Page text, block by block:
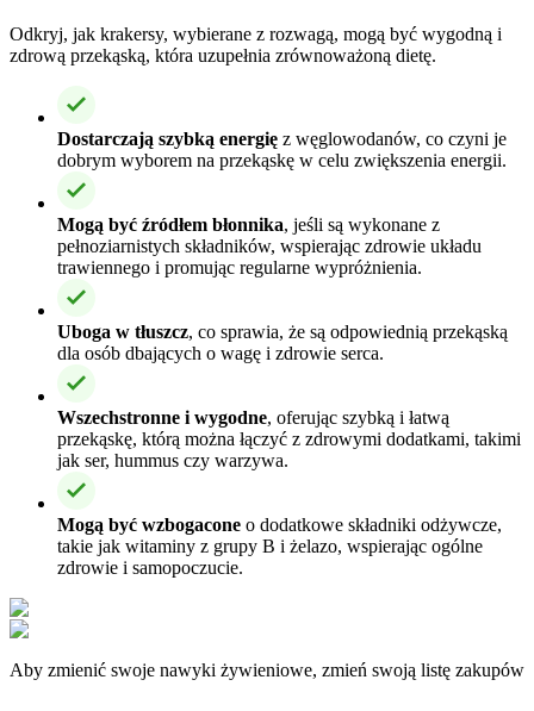
Odkryj, jak krakersy, wybierane z rozwagą, mogą być wygodną i
zdrową przekąską, która uzupełnia zrównoważoną dietę.
Dostarczają szybką energię z węglowodanów, co czyni je
dobrym wyborem na przekąskę w celu zwiększenia energii.
Mogą być źródłem błonnika, jeśli są wykonane z
pełnoziarnistych składników, wspierając zdrowie układu
trawiennego i promując regularne wypróżnienia.
Uboga w tłuszcz, co sprawia, że są odpowiednią przekąską
dla osób dbających o wagę i zdrowie serca.
Wszechstronne i wygodne, oferując szybką i łatwą
przekąskę, którą można łączyć z zdrowymi dodatkami, takimi
jak ser, hummus czy warzywa.
Mogą być wzbogacone o dodatkowe składniki odżywcze,
takie jak witaminy z grupy B i żelazo, wspierając ogólne
zdrowie i samopoczucie.
Aby zmienić swoje nawyki żywieniowe, zmień swoją listę zakupów